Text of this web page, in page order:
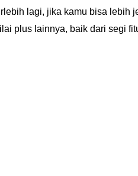
lagi, jika kamu bisa lebih
plus lainnya, baik dari segi